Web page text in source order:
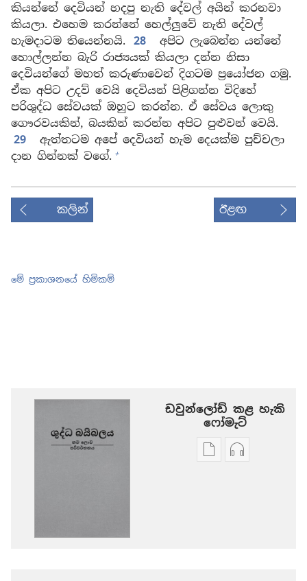
කියන්නේ දෙවියන් හදපු නැති දේවල් අයින් කරනවා
කියලා. එහෙම කරන්නේ හෙල්ලුවේ නැති දේවල්
හැමදාටම තියෙන්නයි.
28
අපිට ලැබෙන්න යන්නේ
හොල්ලන්න බැරි රාජ්‍යයක් කියලා දන්න නිසා
දෙවියන්ගේ මහත් කරුණාවෙන් දිගටම ප්‍රයෝජන ගමු.
ඒක අපිට උදව් වෙයි දෙවියන් පිළිගන්න විදිහේ
පරිශුද්ධ සේවයක් ඔහුට කරන්න. ඒ සේවය ලොකු
ගෞරවයකින්, බයකින් කරන්න අපිට පුළුවන් වෙයි.
29
ඇත්තටම අපේ දෙවියන් හැම දෙයක්ම පුච්චලා
දාන ගින්නක් වගේ. +
කලින් ඊළඟ
මේ ප්‍රකාශනයේ හිමිකම්
ඩවුන්ලෝඩ් කළ හැකි
‍‍ෆෝමැට්
ප්‍රකාශනඕඩියෝ